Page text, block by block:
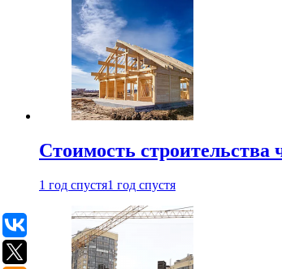
Стоимость строительства
1 год спустя1 год спустя